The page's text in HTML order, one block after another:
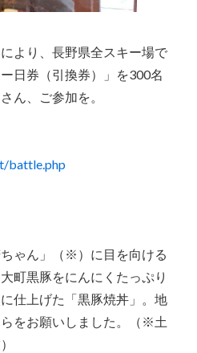
より、長野県全スキー場で
日券（引換券）」を300名
ん、ご参加を。
battle.php
ゃん」（※）に目を向ける
町黒豚をにんにくたっぷり
仕上げた「黒豚焼丼」。地
をお願いしました。（※土